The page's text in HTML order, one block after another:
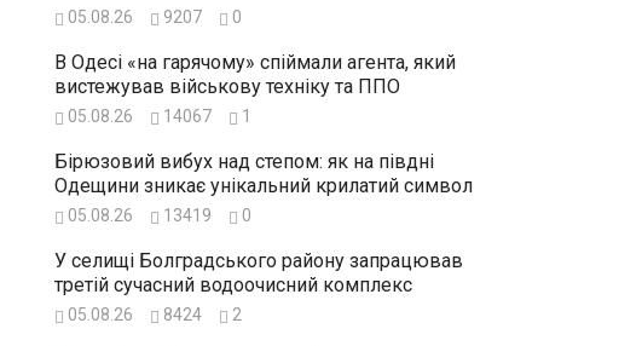
05.08.26 9207 0
В Одесі «на гарячому» спіймали агента, який
вистежував військову техніку та ППО
05.08.26 14067 1
Бірюзовий вибух над степом: як на півдні
Одещини зникає унікальний крилатий символ
05.08.26 13419 0
У селищі Болградського району запрацював
третій сучасний водоочисний комплекс
05.08.26 8424 2